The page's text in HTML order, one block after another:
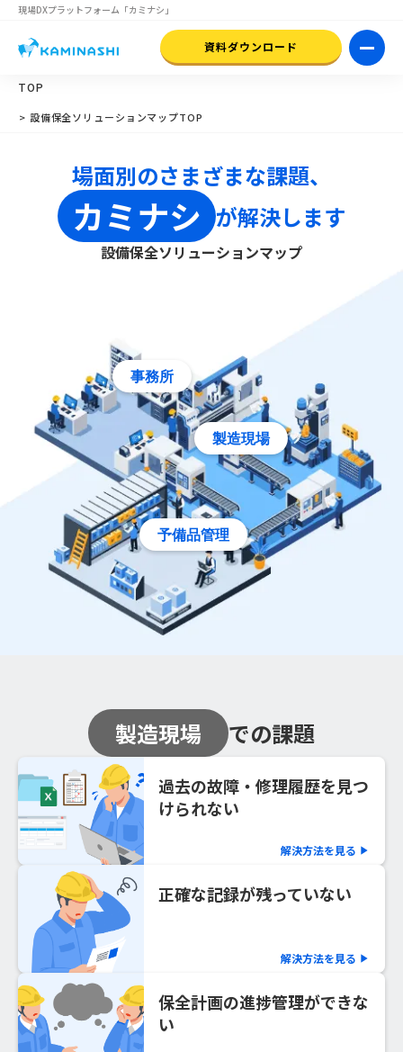
現場DXプラットフォーム 「カミナシ」
資料ダウンロード
TOP
> 設備保全ソリューションマップTOP
場面別のさまざまな課題、
カミナシ が解決します
設備保全ソリューションマップ
製造現場
予備品管理
事務所
製造現場 での課題
過去の故障・修理履歴を見つ
けられない
解決方法を見る play_arrow
正確な記録が残っていない
解決方法を見る play_arrow
保全計画の進捗管理ができな
い